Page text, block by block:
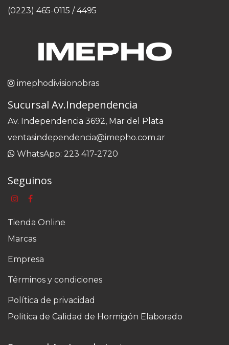
(0223) 465-0115 / 4495
imephodivisionobras
Sucursal Av.Independencia
Av. Independencia 3692, Mar del Plata
ventasindependencia@imepho.com.ar
WhatsApp: 223 417-2720
Seguinos
Tienda Online
Marcas
Empresa
Términos y condiciones
Política de privacidad
Politica de Calidad de Hormigón Elaborado